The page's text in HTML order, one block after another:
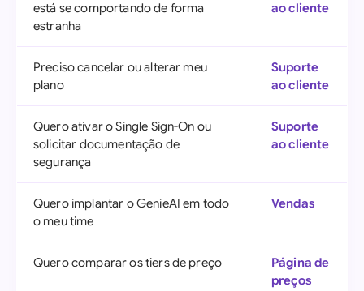
está se comportando de forma
estranha
ao cliente
Preciso cancelar ou alterar meu
plano
Suporte
ao cliente
Quero ativar o Single Sign-On ou
solicitar documentação de
segurança
Suporte
ao cliente
Quero implantar o GenieAI em todo
o meu time
Vendas
Quero comparar os tiers de preço
Página de
preços